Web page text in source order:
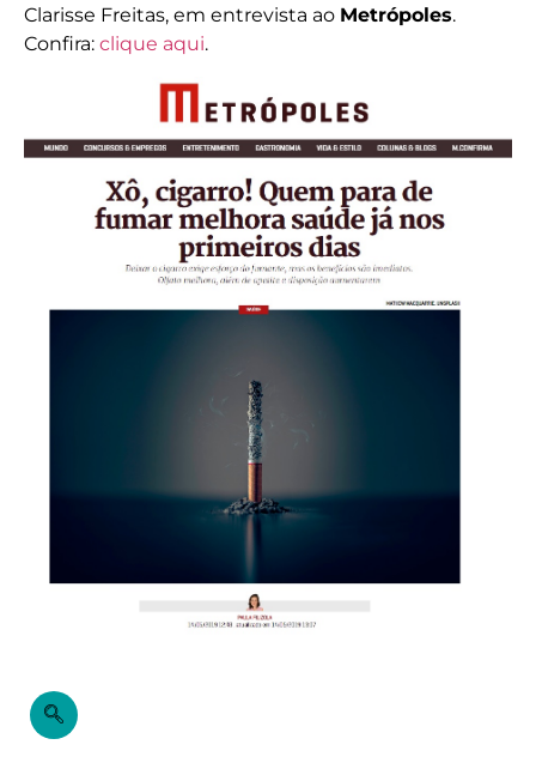
Clarisse Freitas, em entrevista ao Metrópoles.
Confira: clique aqui.